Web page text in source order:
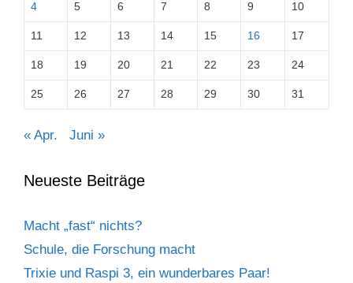
4 5 6 7 8 9 10
11 12 13 14 15 16 17
18 19 20 21 22 23 24
25 26 27 28 29 30 31
« Apr. Juni »
Neueste Beiträge
Macht „fast“ nichts?
Schule, die Forschung macht
Trixie und Raspi 3, ein wunderbares Paar!